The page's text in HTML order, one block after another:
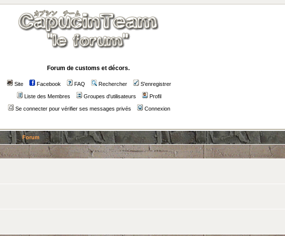
Forum de customs et décors.
Site Facebook FAQ Rechercher S'enregistrer
Liste des Membres Groupes d'utilisateurs Profil
Se connecter pour vérifier ses messages privés Connexion
Forum